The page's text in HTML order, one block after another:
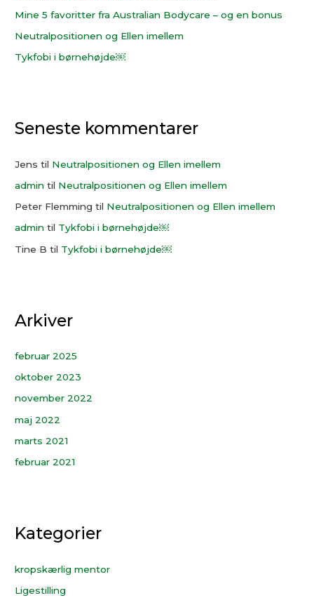
Mine 5 favoritter fra Australian Bodycare – og en bonus
Neutralpositionen og Ellen imellem
Tykfobi i børnehøjde￼
Seneste kommentarer
Jens til Neutralpositionen og Ellen imellem
admin til Neutralpositionen og Ellen imellem
Peter Flemming til Neutralpositionen og Ellen imellem
admin til Tykfobi i børnehøjde￼
Tine B til Tykfobi i børnehøjde￼
Arkiver
februar 2025
oktober 2023
november 2022
maj 2022
marts 2021
februar 2021
Kategorier
kropskærlig mentor
Ligestilling